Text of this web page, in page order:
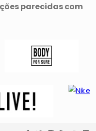
parecidas com